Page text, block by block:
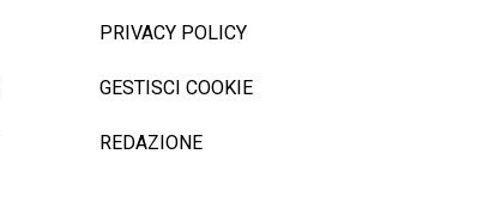
PRIVACY POLICY
GESTISCI COOKIE
REDAZIONE